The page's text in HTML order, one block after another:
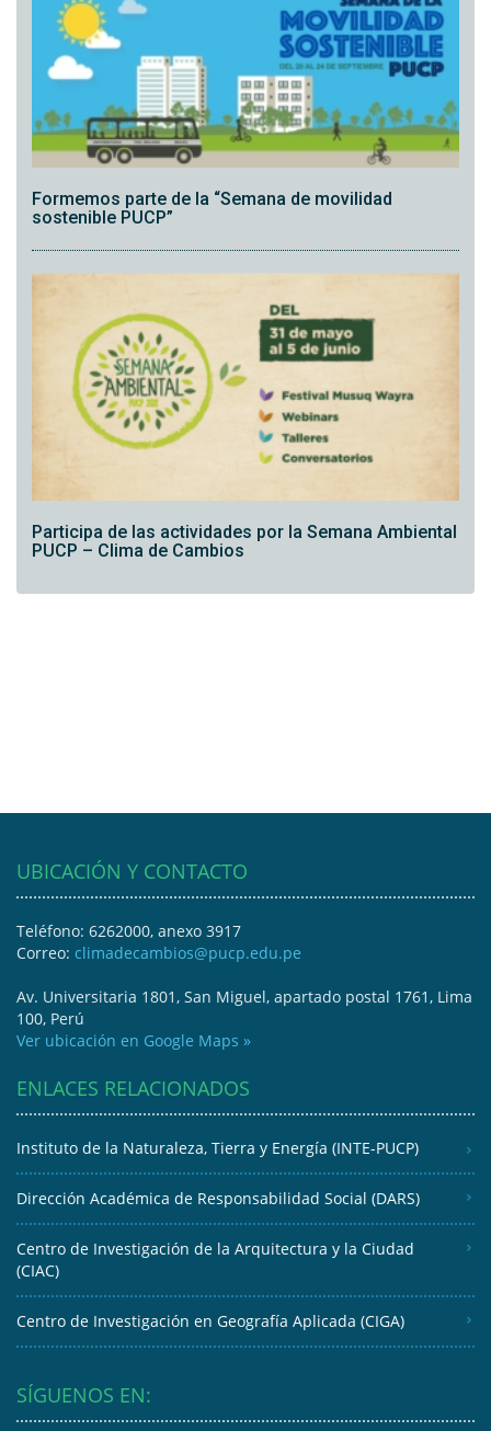
Formemos parte de la “Semana de movilidad
sostenible PUCP”
Participa de las actividades por la Semana Ambiental
PUCP – Clima de Cambios
UBICACIÓN Y CONTACTO
Teléfono: 6262000, anexo 3917
Correo: climadecambios@pucp.edu.pe
Av. Universitaria 1801, San Miguel, apartado postal 1761, Lima
100, Perú
Ver ubicación en Google Maps »
ENLACES RELACIONADOS
Instituto de la Naturaleza, Tierra y Energía (INTE-PUCP)
Dirección Académica de Responsabilidad Social (DARS)
Centro de Investigación de la Arquitectura y la Ciudad
(CIAC)
Centro de Investigación en Geografía Aplicada (CIGA)
SÍGUENOS EN: